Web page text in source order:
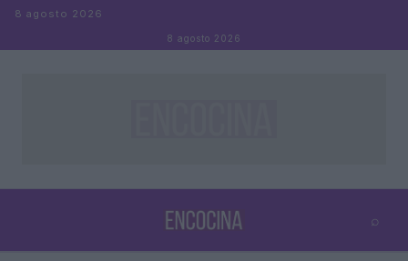
Saltar al contenido
8 agosto 2026
8 agosto 2026
⌕